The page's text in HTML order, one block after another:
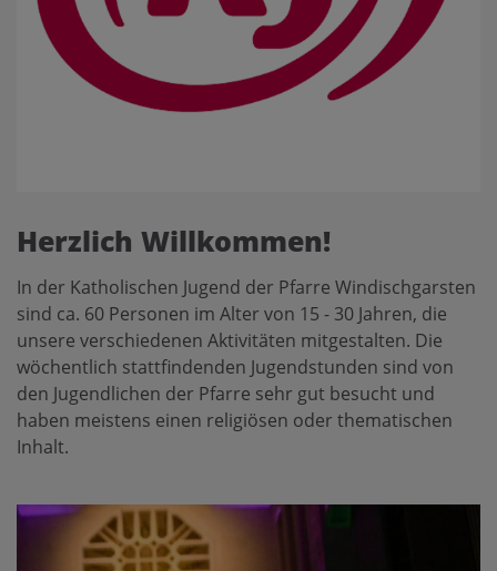
Herzlich Willkommen!
In der Katholischen Jugend der Pfarre Windischgarsten
sind ca. 60 Personen im Alter von 15 - 30 Jahren, die
unsere verschiedenen Aktivitäten mitgestalten. Die
wöchentlich stattfindenden Jugendstunden sind von
den Jugendlichen der Pfarre sehr gut besucht und
haben meistens einen religiösen oder thematischen
Inhalt.